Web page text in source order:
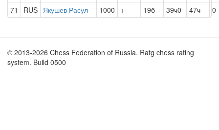
71 RUS Якушев Расул 1000 + 19б- 39ч0 47ч- 0
© 2013-2026 Chess Federation of Russia. Ratg chess rating
system. Build 0500